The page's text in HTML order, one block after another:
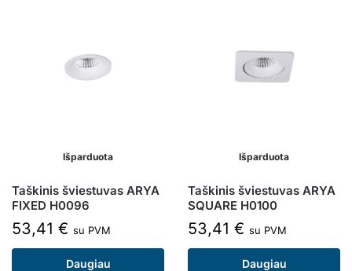
Išparduota
Taškinis šviestuvas ARYA
FIXED H0096
53,41 € su PVM
Daugiau
Išparduota
Taškinis šviestuvas ARYA
SQUARE H0100
53,41 € su PVM
Daugiau